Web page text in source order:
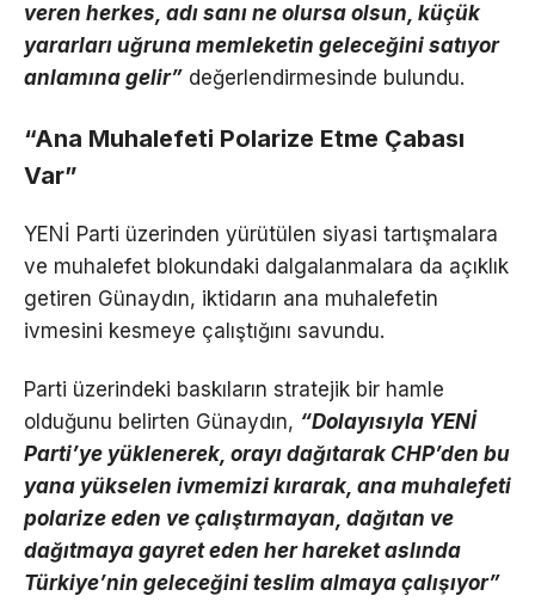
veren herkes, adı sanı ne olursa olsun, küçük
yararları uğruna memleketin geleceğini satıyor
anlamına gelir” değerlendirmesinde bulundu.
“Ana Muhalefeti Polarize Etme Çabası
Var”
YENİ Parti üzerinden yürütülen siyasi tartışmalara
ve muhalefet blokundaki dalgalanmalara da açıklık
getiren Günaydın, iktidarın ana muhalefetin
ivmesini kesmeye çalıştığını savundu.
Parti üzerindeki baskıların stratejik bir hamle
olduğunu belirten Günaydın, “Dolayısıyla YENİ
Parti’ye yüklenerek, orayı dağıtarak CHP’den bu
yana yükselen ivmemizi kırarak, ana muhalefeti
polarize eden ve çalıştırmayan, dağıtan ve
dağıtmaya gayret eden her hareket aslında
Türkiye’nin geleceğini teslim almaya çalışıyor”